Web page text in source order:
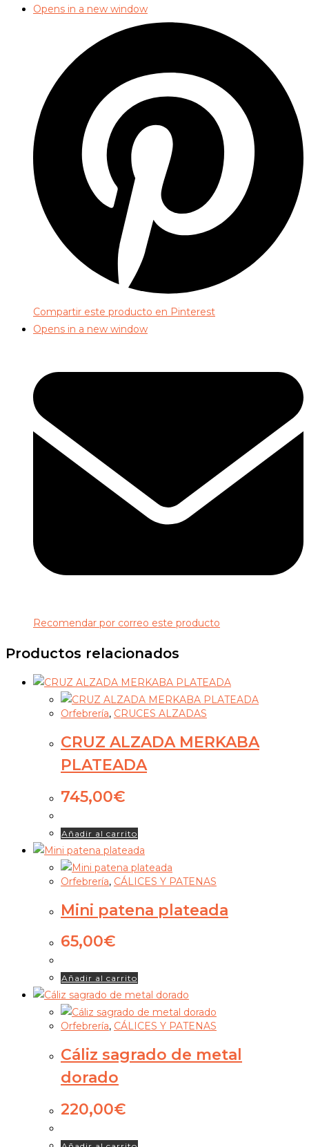
Opens in a new window
Compartir este producto en Pinterest
Opens in a new window
Recomendar por correo este producto
Productos relacionados
Orfebrería, CRUCES ALZADAS
CRUZ ALZADA MERKABA
PLATEADA
745,00€
Añadir al carrito
Orfebrería, CÁLICES Y PATENAS
Mini patena plateada
65,00€
Añadir al carrito
Orfebrería, CÁLICES Y PATENAS
Cáliz sagrado de metal
dorado
220,00€